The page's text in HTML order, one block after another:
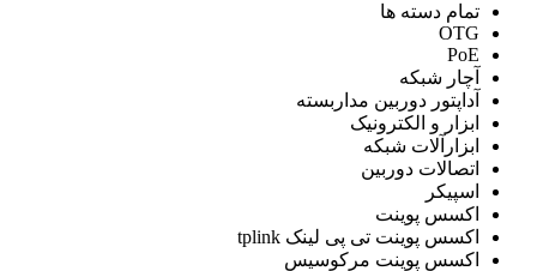
تمام دسته ها
OTG
PoE
آچار شبکه
آداپتور دوربین مداربسته
ابزار و الکترونیک
ابزارآلات شبکه
اتصالات دوربین
اسپیکر
اکسس پوینت
اکسس پوینت تی پی لینک tplink
اکسس پوینت مرکوسیس